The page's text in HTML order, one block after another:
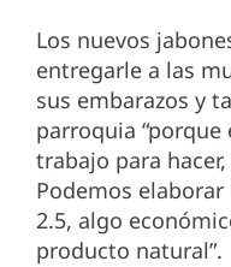
Los nuevos
entregarle a las
sus embarazos y
parroquia
trabajo para
Podemos
2.5, algo
producto natural”.